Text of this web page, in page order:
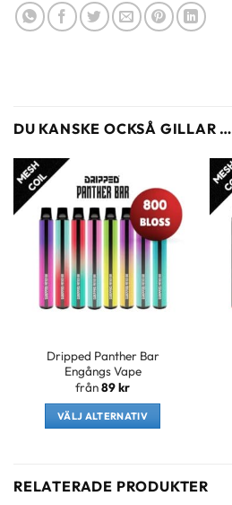
DU KANSKE OCKSÅ GILLAR …
Dripped Panther Bar
Engångs Vape
från89kr
VÄLJ ALTERNATIV
har
RELATERADE PRODUKTER